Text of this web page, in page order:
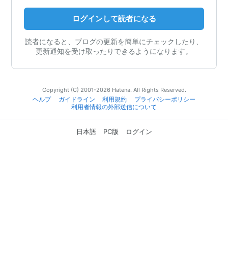
ログインして読者になる
読者になると、ブログの更新を簡単にチェックしたり、
更新通知を受け取ったりできるようになります。
Copyright (C) 2001-2026 Hatena. All Rights Reserved.
ヘルプ
ガイドライン 利用規約
プライバシーポリシー
利用者情報の外部送信について
日本語 PC版 ログイン